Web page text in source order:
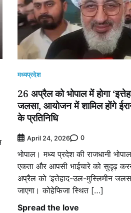
मध्यप्रदेश
26 अप्रैल को भोपाल में होगा
जलसा, आयोजन में शामिल होंगे
के प्रतिनिधि
April 24, 2026 0
भोपाल। मध्य प्रदेश की राजधानी
एकता और आपसी भाईचारे को सुदृढ़
अप्रैल को ‘इत्तेहाद-उल-मुस्लिमीन
जाएगा। कोहेफिजा स्थित […]
Spread the love